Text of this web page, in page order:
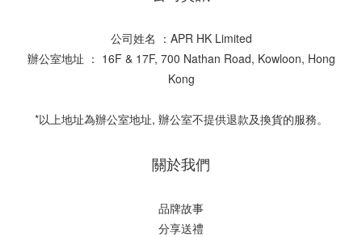
公司姓名 ：APR HK Limited
辦公室地址 ： 16F & 17F, 700 Nathan Road, Kowloon, Hong
Kong
*以上地址為辦公室地址, 辦公室不提供退款及換貨的服務。
關於我們
品牌故事
分享送禮